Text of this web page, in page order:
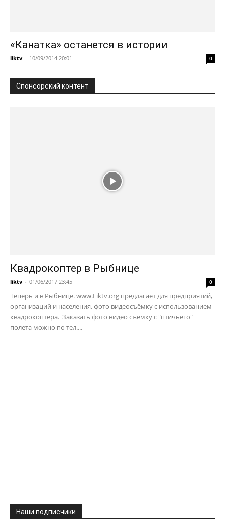
«Канатка» останется в истории
liktv - 10/09/2014 20:01 0
Спонсорский контент
Квадрокоптер в Рыбнице
liktv - 01/06/2017 23:45 0
Теперь и в Рыбнице. www.Liktv.org предлагает для предприятий,
организаций и населения, фото видеосъёмку с использованием
квадрокоптера. Заказать фото видео съёмку с "птичьего"
полета можно по тел....
Наши подписчики